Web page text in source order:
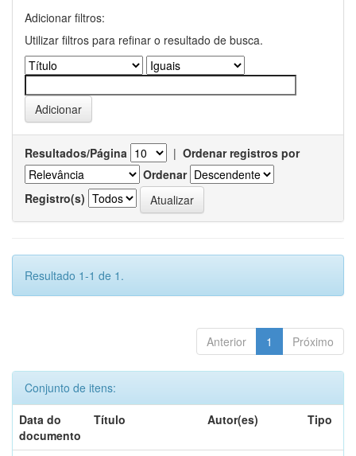
Adicionar filtros:
Utilizar filtros para refinar o resultado de busca.
Resultados/Página | Ordenar registros por
Ordenar
Registro(s)
Resultado 1-1 de 1.
Anterior 1 Próximo
Conjunto de itens:
Data do
documento
Título Autor(es) Tipo